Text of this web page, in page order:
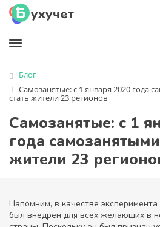
Блог
Самозанятые: с 1 января 2020 года
стать жители 23 регионов
Самозанятые: с 1
года самозанятыми
жители 23
Напомним, в качестве эксперимента
был внедрен для всех желающих в